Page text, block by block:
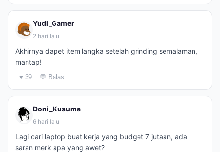
Yudi_Gamer
2 hari lalu
Akhirnya dapet item langka setelah grinding semalaman,
mantap!
♥ 39 💬 Balas
Doni_Kusuma
6 hari lalu
Lagi cari laptop buat kerja yang budget 7 jutaan, ada
saran merk apa yang awet?